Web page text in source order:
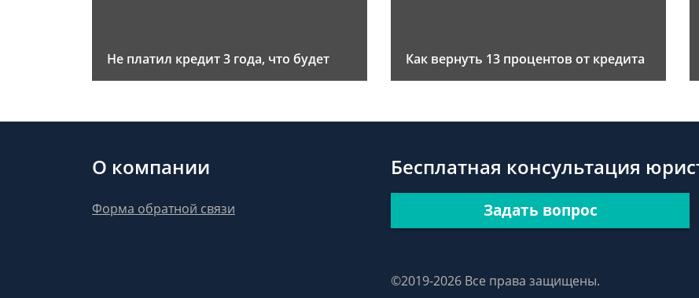
Не платил кредит 3 года, что будет Как вернуть 13 процентов от кредита
О компании
Форма обратной связи
Бесплатная консультация
Задать вопрос
©2019-2026 Все права защищены.